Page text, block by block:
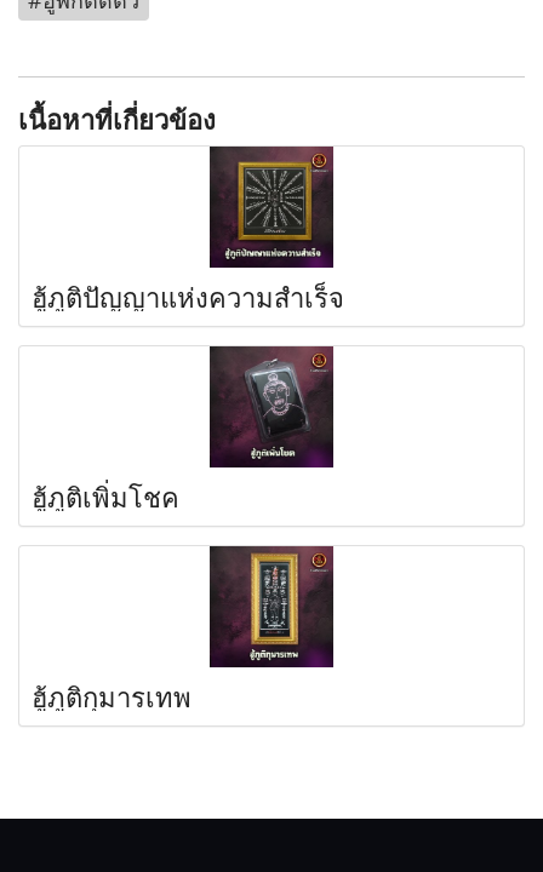
เนื้อหาที่เกี่ยวข้อง
ฮู้ภูติปัญญาแห่งความสำเร็จ
ฮู้ภูติเพิ่มโชค
ฮู้ภูติกุมารเทพ